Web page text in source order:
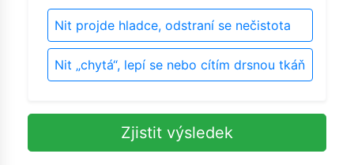
Nit projde hladce, odstraní se nečistota
Nit „chytá“, lepí se nebo cítím drsnou tkáň
Zjistit výsledek